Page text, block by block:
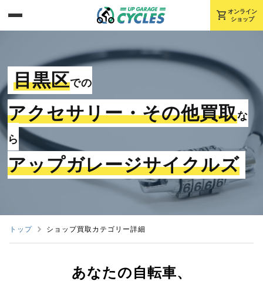
shopping_cart オンライン
ショップ
目黒区での
アクセサリー・その他買取な
ら
アップガレージサイクルズ
トップ ショップ買取カテゴリー詳細
あなたの自転車、